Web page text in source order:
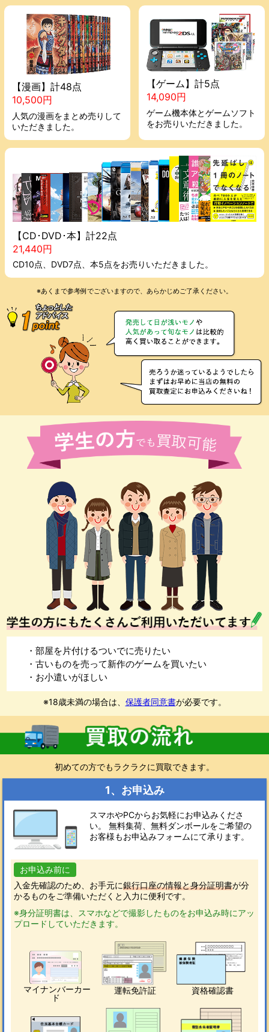
【漫画】計48点
10,500円
人気の漫画をまとめ売りして
いただきました。
【ゲーム】計5点
14,090円
ゲーム機本体とゲームソフト
をお売りいただきました。
【CD･DVD･本】計22点
21,440円
CD10点、DVD7点、本5点をお売りいただきました。
※あくまで参考例でございますので、あらかじめご了承ください。
・部屋を片付けるついでに売りたい
・古いものを売って新作のゲームを買いたい
・お小遣いがほしい
※18歳未満の場合は、 保護者同意書が必要です。
初めての方でもラクラクに買取できます。
1、お申込み
スマホやPCからお気軽にお申込みくださ
い。 無料集荷、無料ダンボールをご希望の
お客様もお申込みフォームにて承ります。
お申込み前に
入金先確認のため、お手元に銀行口座の情報と身分証明書が分
かるものをご準備いただくと入力に便利です。
※身分証明書は、スマホなどで撮影したものをお申込み時にアッ
プロードしていただきます。
マイナンバーカー
ド
運転免許証 資格確認書